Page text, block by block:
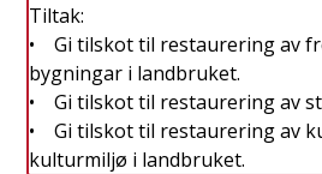
Tiltak:
• Gi tilskot til restaurering av
bygningar i landbruket.
• Gi tilskot til restaurering av
• Gi tilskot til restaurering av
kulturmiljø i landbruket.